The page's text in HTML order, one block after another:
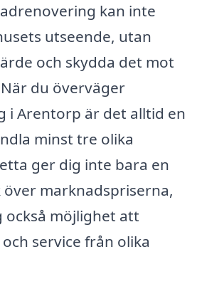
kan inte
utseende, utan
och skydda det mot
du överväger
i Arentorp är det alltid en
minst tre olika
ger dig inte bara en
marknadspriserna,
möjlighet att
service från olika